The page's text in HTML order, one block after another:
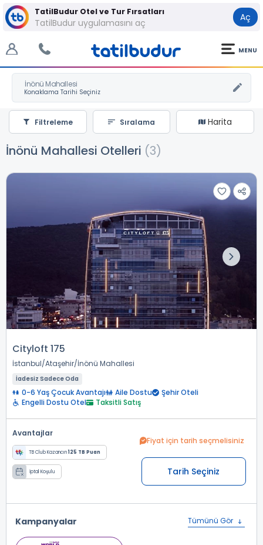
TatilBudur Otel ve Tur Fırsatları
TatilBudur uygulamasını aç Aç
MENU
İnönü Mahallesi
Harita
Sıralama
Filtreleme
İnönü Mahallesi Otelleri (3)
Cityloft 175
İstanbul Ataşehir İnönü Mahallesi
İadesiz Sadece Oda
0-6 Yaş Çocuk Avantajı Aile Dostu
Şehir Oteli
Engelli Dostu Otel
Taksitli Satış
Avantajlar
TB Club Kazancın125 TB Puan
İptal Koşulu
Fiyat için tarih seçmelisiniz
Tarih Seçiniz
Kampanyalar Tümünü Gör